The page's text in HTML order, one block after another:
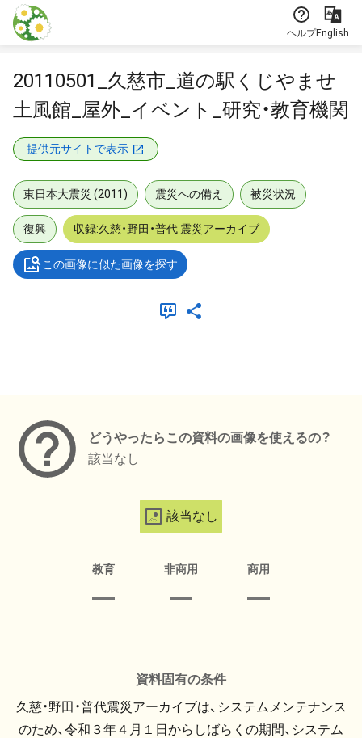
本文に飛ぶ
ヘルプEnglish
20110501_久慈市_道の駅くじやませ
土風館_屋外_イベント_研究・教育機関
提供元サイトで表示
東日本大震災 (2011) 震災への備え 被災状況
復興 収録:久慈・野田・普代 震災アーカイブ
この画像に似た画像を探す
どうやったらこの資料の画像を使えるの？
該当なし
該当なし
教育 非商用 商用
資料固有の条件
久慈・野田・普代震災アーカイブは、システムメンテナンス
のため、令和３年４月１日からしばらくの期間、システム